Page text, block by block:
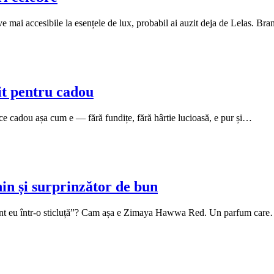
mai accesibile la esențele de lux, probabil ai auzit deja de Lelas.
pentru cadou
cadou așa cum e — fără fundițe, fără hârtie lucioasă, e pur și…
și surprinzător de bun
eu într-o sticluță”? Cam așa e Zimaya Hawwa Red. Un parfum